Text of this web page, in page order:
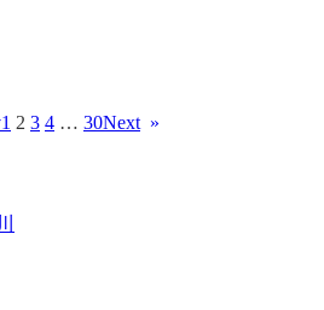
1 2 3 4 … 30Next »